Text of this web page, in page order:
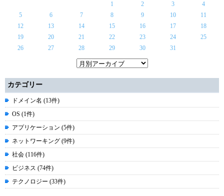
1
2 3
4
5
6 7 8 9 10
11
12
13 14 15 16 17
18
19
20 21 22 23 24
25
26
27 28 29 30 31
カテゴリー
ドメイン名 (13件)
OS (1件)
アプリケーション (5件)
ネットワーキング (9件)
社会 (116件)
ビジネス (74件)
テクノロジー (33件)